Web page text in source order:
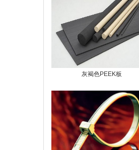
灰褐色PEEK板